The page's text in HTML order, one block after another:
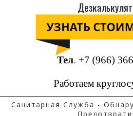
Тел. +7 (966)
Работаем
Санитарная Служба -